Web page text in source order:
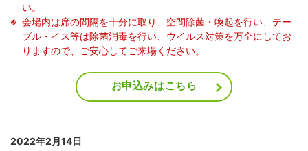
い。
会場内は席の間隔を十分に取り、空間除菌・喚起を行い、テー
ブル・イス等は除菌消毒を行い、ウイルス対策を万全にしてお
りますので、ご安心してご来場ください。
お申込みはこちら
2022年2月14日